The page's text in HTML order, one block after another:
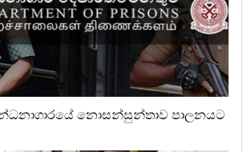
නොසන්සුන්තාව පාලනයට